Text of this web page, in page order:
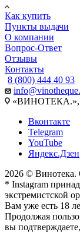
Как купить
Пункты выдачи
О компании
Вопрос-Ответ
Отзывы
Контакты
8 (800) 444 40 93
«ВИНОТЕКА.»,
Вконтакте
Telegram
YouTube
Яндекс.Дзен
2026 © Винотека.
* Instagram
экстремистской
Вам уже есть 18
Продолжая
вы